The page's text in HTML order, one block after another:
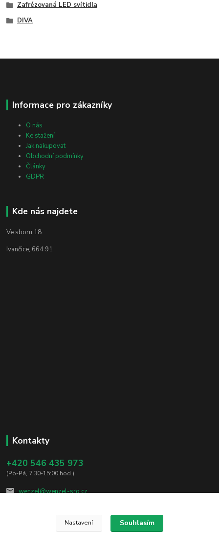
Zafrézovaná LED svítidla
DIVA
Informace pro zákazníky
O nás
Ke stažení
Jak nakupovat
Obchodní podmínky
Články
GDPR
Kde nás najdete
Ve sboru 18
Ivančice, 664 91
Kontakty
+420 546 435 973
(Po-Pá, 7:30-15:00 hod.)
wenzel@wenzel-sro.cz
Nastavení Souhlasím